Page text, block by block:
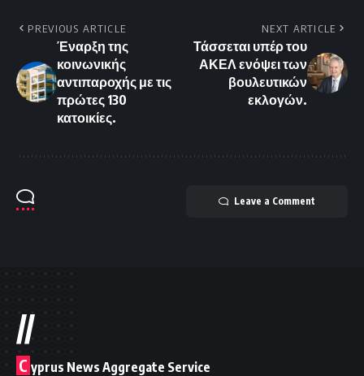
PREVIOUS ARTICLE
Έναρξη της
κοινωνικής
αντιπαροχής με τις
πρώτες 130
κατοικίες.
NEXT ARTICLE
Τάσσεται υπέρ του
ΑΚΕΛ ενόψει των
βουλευτικών
εκλογών.
Leave a Comment
//
C yprus News Aggregate Service